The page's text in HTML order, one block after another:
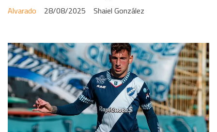
Shaiel González
Alvarado 28/08/2025